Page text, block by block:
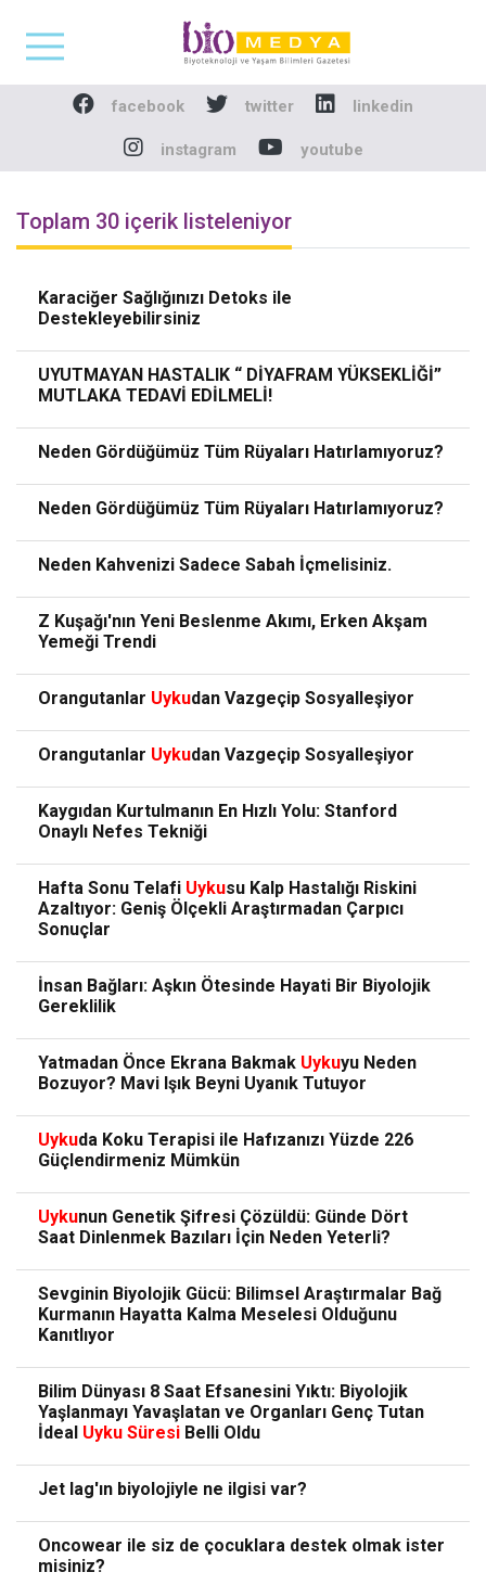
Biomedya -
facebook twitter linkedin
instagram youtube
Toplam 30 içerik listeleniyor
Karaciğer Sağlığınızı Detoks ile
Destekleyebilirsiniz
UYUTMAYAN HASTALIK “ DİYAFRAM YÜKSEKLİĞİ”
MUTLAKA TEDAVİ EDİLMELİ!
Neden Gördüğümüz Tüm Rüyaları Hatırlamıyoruz?
Neden Gördüğümüz Tüm Rüyaları Hatırlamıyoruz?
Neden Kahvenizi Sadece Sabah İçmelisiniz.
Z Kuşağı'nın Yeni Beslenme Akımı, Erken Akşam
Yemeği Trendi
Orangutanlar Uykudan Vazgeçip Sosyalleşiyor
Orangutanlar Uykudan Vazgeçip Sosyalleşiyor
Kaygıdan Kurtulmanın En Hızlı Yolu: Stanford
Onaylı Nefes Tekniği
Hafta Sonu Telafi Uykusu Kalp Hastalığı Riskini
Azaltıyor: Geniş Ölçekli Araştırmadan Çarpıcı
Sonuçlar
İnsan Bağları: Aşkın Ötesinde Hayati Bir Biyolojik
Gereklilik
Yatmadan Önce Ekrana Bakmak Uykuyu Neden
Bozuyor? Mavi Işık Beyni Uyanık Tutuyor
Uykuda Koku Terapisi ile Hafızanızı Yüzde 226
Güçlendirmeniz Mümkün
Uykunun Genetik Şifresi Çözüldü: Günde Dört
Saat Dinlenmek Bazıları İçin Neden Yeterli?
Sevginin Biyolojik Gücü: Bilimsel Araştırmalar Bağ
Kurmanın Hayatta Kalma Meselesi Olduğunu
Kanıtlıyor
Bilim Dünyası 8 Saat Efsanesini Yıktı: Biyolojik
Yaşlanmayı Yavaşlatan ve Organları Genç Tutan
İdeal Uyku Süresi Belli Oldu
Jet lag'ın biyolojiyle ne ilgisi var?
Oncowear ile siz de çocuklara destek olmak ister
misiniz?